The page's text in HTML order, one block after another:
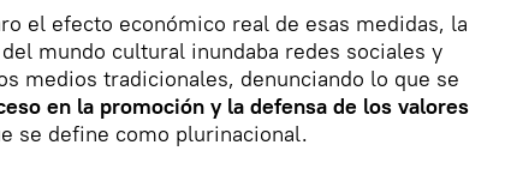
el efecto económico real de esas medidas, la
mundo cultural inundaba redes sociales y
medios tradicionales, denunciando lo que se
en la promoción y la defensa de los valores
se define como plurinacional.